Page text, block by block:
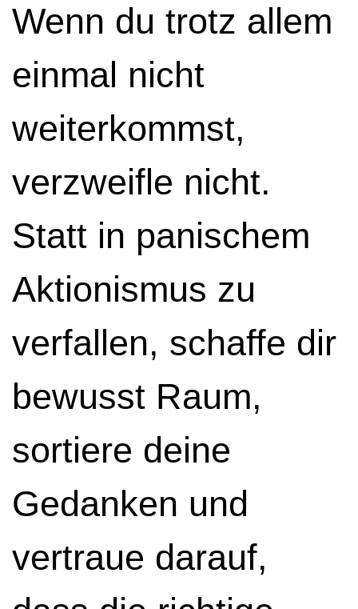
Wenn du trotz allem
einmal nicht
weiterkommst,
verzweifle nicht.
Statt in panischem
Aktionismus zu
verfallen, schaffe dir
bewusst Raum,
sortiere deine
Gedanken und
vertraue darauf,